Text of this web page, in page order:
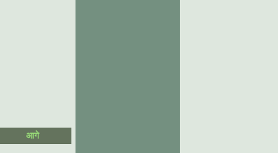
आगे